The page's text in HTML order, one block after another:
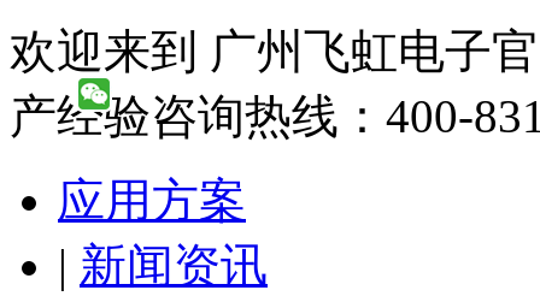
欢迎来到 广州飞虹电子
产经验咨询热线：400-
应用方案
| 新闻资讯